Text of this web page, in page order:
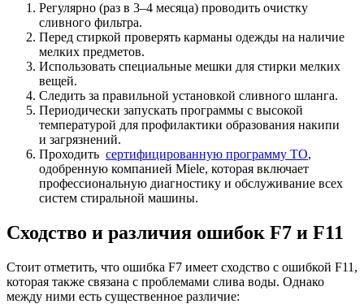
Регулярно (раз в 3–4 месяца) проводить очистку
сливного фильтра.
Перед стиркой проверять карманы одежды на наличие
мелких предметов.
Использовать специальные мешки для стирки мелких
вещей.
Следить за правильной установкой сливного шланга.
Периодически запускать программы с высокой
температурой для профилактики образования накипи
и загрязнений.
Проходить сертифицированную программу ТО,
одобренную компанией Miele, которая включает
профессиональную диагностику и обслуживание всех
систем стиральной машины.
Сходство и различия ошибок F7 и F11
Стоит отметить, что ошибка F7 имеет сходство с ошибкой F11,
которая также связана с проблемами слива воды. Однако
между ними есть существенное различие: